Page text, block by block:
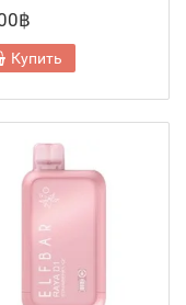
฿
Купить